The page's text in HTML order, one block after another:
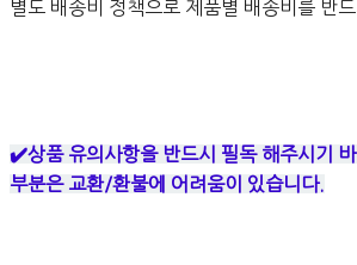
별도 배송비 정책으로 제품별 배송비를 반
✔️상품 유의사항을 반드시 필독 해주시기
부분은 교환/환불에 어려움이 있습니다.